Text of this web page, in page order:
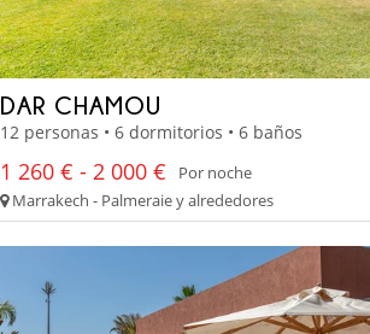
DAR CHAMOU
12 personas • 6 dormitorios • 6 baños
1 260 € - 2 000 €
Por noche
Marrakech - Palmeraie y alrededores